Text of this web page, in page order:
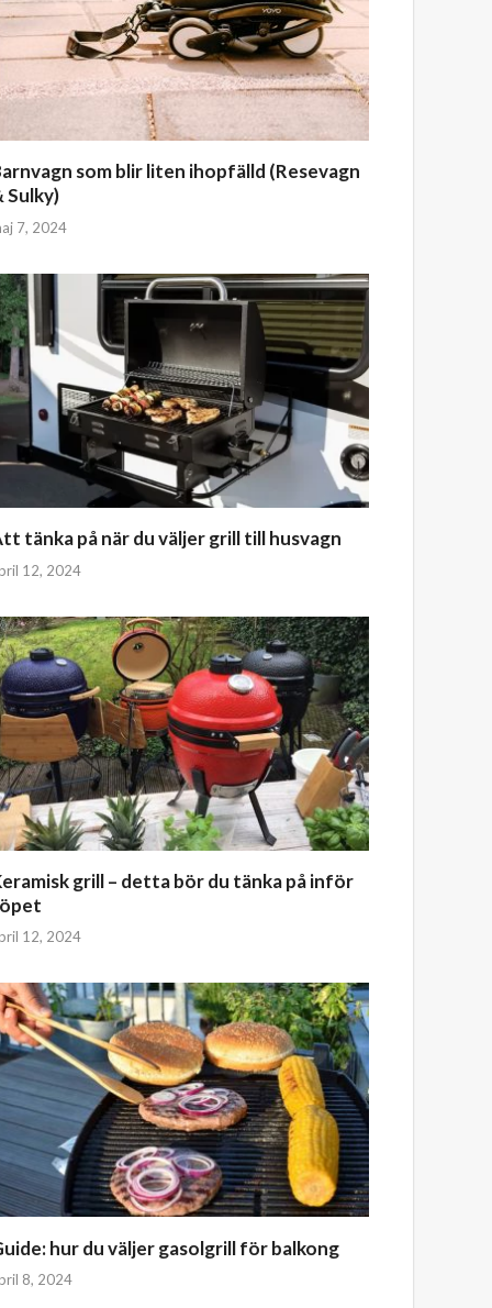
som blir liten ihopfälld (Resevagn
Sulky)
7, 2024
tänka på när du väljer grill till husvagn
12, 2024
grill – detta bör du tänka på inför
12, 2024
hur du väljer gasolgrill för balkong
8, 2024